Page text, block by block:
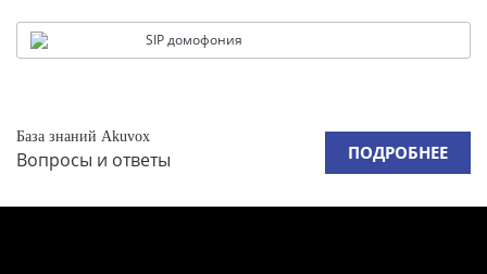
SIP домофония
База знаний Akuvox
Вопросы и ответы ПОДРОБНЕЕ